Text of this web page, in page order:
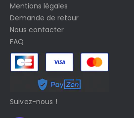
Mentions légales
Demande de retour
Nous contacter
FAQ
Suivez-nous !